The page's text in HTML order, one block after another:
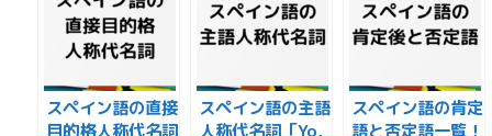
スペイン語の直接
目的格人称代名詞
スペイン語の主語
人称代名詞「Yo,
スペイン語の肯定
語と否定語一覧！